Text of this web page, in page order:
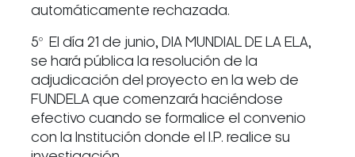
automáticamente rechazada.
5º El día 21 de junio, DIA MUNDIAL DE LA ELA,
se hará pública la resolución de la
adjudicación del proyecto en la web de
FUNDELA que comenzará haciéndose
efectivo cuando se formalice el convenio
con la Institución donde el I.P. realice su